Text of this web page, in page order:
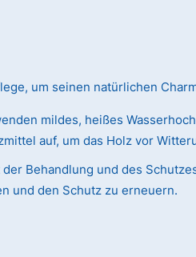
um seinen natürlichen
mildes, heißes
auf, um das Holz vor
Behandlung und des
und den Schutz zu erneuern.